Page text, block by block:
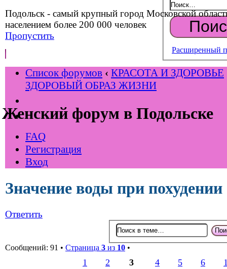
Подольск - самый крупный город Московской
населением более 200 000 человек
Пропустить
Женский форум в Подольске
Расширенный
Список форумов ‹ КРАСОТА И ЗДОРОВЬЕ
ЗДОРОВЫЙ ОБРАЗ ЖИЗНИ
FAQ
Регистрация
Вход
Значение воды при похудении
Ответить
Сообщений: 91 • Страница 3 из 10 •
1 2 3 4 5 6